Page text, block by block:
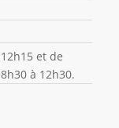
et de
à 12h30.